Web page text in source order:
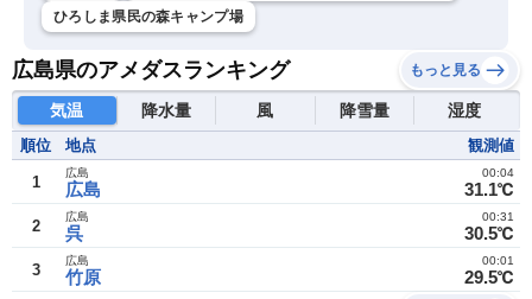
ひろしま県民の森キャンプ場
広島県のアメダスランキング もっと見る
気温 降水量 風 降雪量 湿度
順位 地点 観測値
1 広島
広島
31.1℃
00:04
2 呉
広島
30.5℃
00:31
3 竹原
広島
29.5℃
00:01